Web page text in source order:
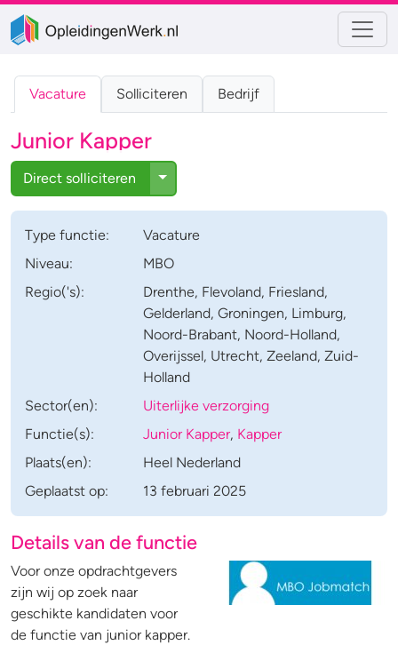
Vacature Solliciteren Bedrijf
Junior Kapper
Direct solliciteren Toggle Dropdown
Type functie:
Vacature
Niveau:
MBO
Regio('s):
Drenthe, Flevoland, Friesland,
Gelderland, Groningen, Limburg,
Noord-Brabant, Noord-Holland,
Overijssel, Utrecht, Zeeland, Zuid-
Holland
Sector(en):
Uiterlijke verzorging
Functie(s):
Junior Kapper, Kapper
Plaats(en):
Heel Nederland
Geplaatst op:
13 februari 2025
Details van de functie
Voor onze opdrachtgevers
zijn wij op zoek naar
geschikte kandidaten voor
de functie van junior kapper.